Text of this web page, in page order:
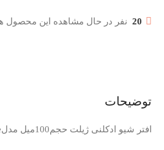
20 نفر در حال مشاهده این محصول
توضیحات
افتر شیو ادکلنی ژیلت حجم100میل مدلGillette